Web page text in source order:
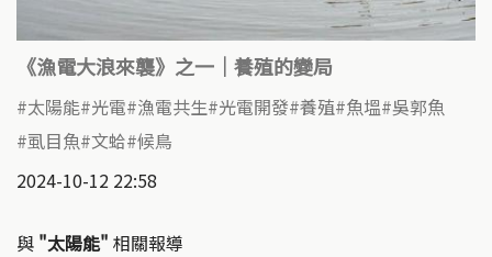
《漁電大浪來襲》之一｜養殖的變局
太陽能 光電 漁電共生 光電開發 養殖 魚塭 吳郭魚
虱目魚 文蛤 候鳥
2024-10-12 22:58
與 "太陽能" 相關報導